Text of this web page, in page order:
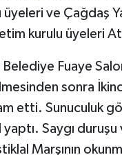
ve Çağdaş
kurulu üyeleri
Fuaye
sonra
etti. Sunuculuk
Saygı
Marşının